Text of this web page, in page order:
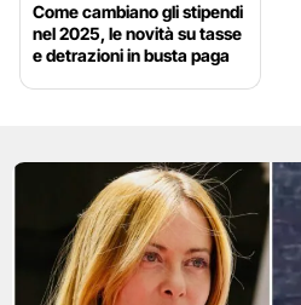
Come cambiano gli stipendi
nel 2025, le novità su tasse
e detrazioni in busta paga